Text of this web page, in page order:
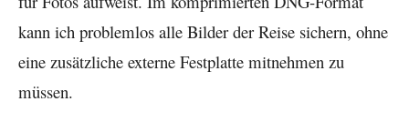
kann ich problemlos alle Bilder der Reise sichern, ohne
eine zusätzliche externe Festplatte mitnehmen zu
müssen.